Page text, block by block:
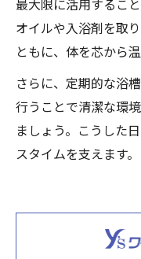
オイルや入浴剤を取
ともに、体を芯から
さらに、定期的な浴
行うことで清潔な環
ましょう。こうした
スタイムを支えます。